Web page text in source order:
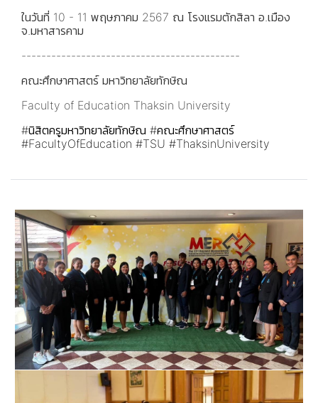
ในวันที่ 10 - 11 พฤษภาคม 2567 ณ โรงแรมตักสิลา อ.เมือง
จ.มหาสารคาม
--------------------------------------------
คณะศึกษาศาสตร์ มหาวิทยาลัยทักษิณ
Faculty of Education Thaksin University
#นิสิตครูมหาวิทยาลัยทักษิณ #คณะศึกษาศาสตร์
#FacultyOfEducation #TSU #ThaksinUniversity